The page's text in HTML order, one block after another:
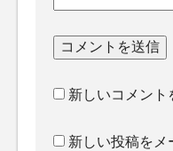
新しいコメント
新しい投稿をメ